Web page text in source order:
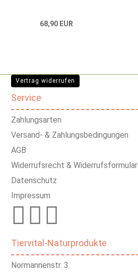
68,90 EUR
Vertrag widerrufen
Service
Zahlungsarten
Versand- & Zahlungsbedingungen
AGB
Widerrufsrecht & Widerrufsformular
Datenschutz
Impressum
Tiervital-Naturprodukte
Normannenstr. 3